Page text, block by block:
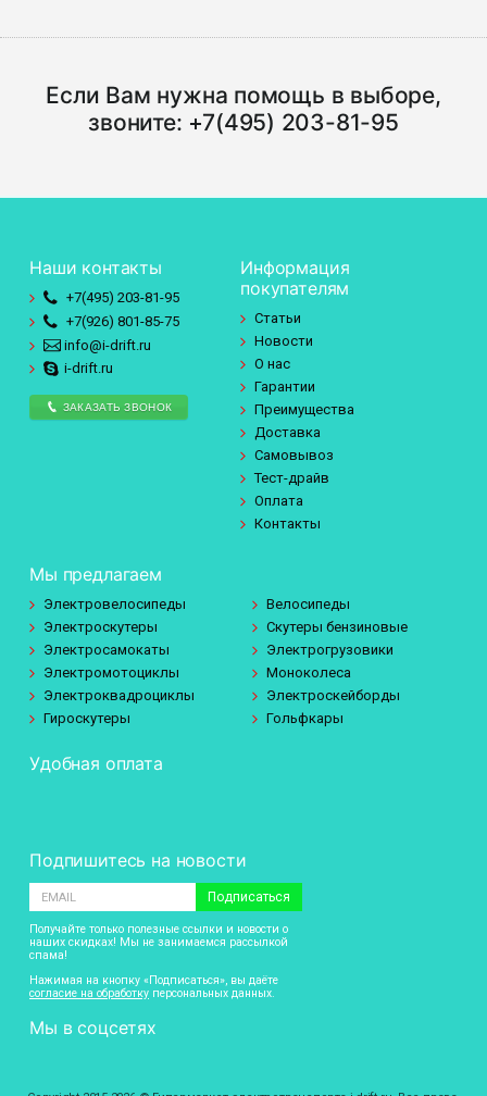
Если Вам нужна помощь в выборе,
звоните: +7(495) 203-81-95
Наши контакты
+7(495) 203-81-95
+7(926) 801-85-75
info@i-drift.ru
i-drift.ru
ЗАКАЗАТЬ ЗВОНОК
Информация
покупателям
Статьи
Новости
О нас
Гарантии
Преимущества
Доставка
Самовывоз
Тест-драйв
Оплата
Контакты
Мы предлагаем
Электровелосипеды
Велосипеды
Электроскутеры
Скутеры бензиновые
Электросамокаты
Электрогрузовики
Электромотоциклы
Моноколеса
Электроквадроциклы
Электроскейборды
Гироскутеры
Гольфкары
Удобная оплата
Подпишитесь на новости
Подписаться
Получайте только полезные ссылки и новости о
наших скидках! Мы не занимаемся рассылкой
спама!
Нажимая на кнопку «Подписаться», вы даёте
согласие на обработку персональных данных.
Мы в соцсетях